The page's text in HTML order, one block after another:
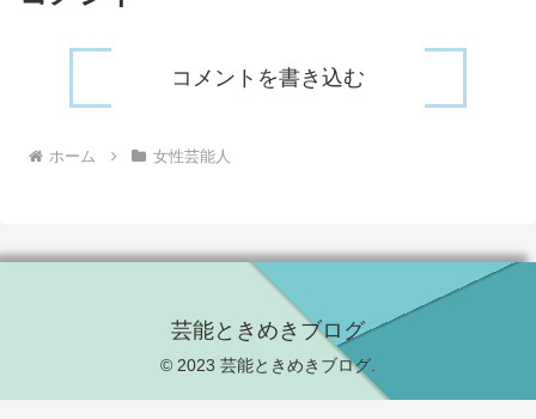
コメントを書き込む
ホーム 女性芸能人
芸能ときめきブログ
© 2023 芸能ときめきブログ.